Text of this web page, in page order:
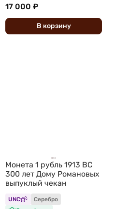
17 000 ₽
В корзину
Монета 1 рубль 1913 ВС
300 лет Дому Романовых
выпуклый чекан
UNC
Серебро